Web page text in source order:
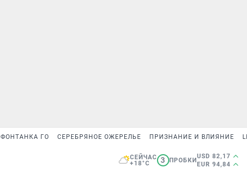
ФОНТАНКА ГО СЕРЕБРЯНОЕ ОЖЕРЕЛЬЕ ПРИЗНАНИЕ И ВЛИЯНИЕ
СЕЙЧАС
+18°C
3 ПРОБКИ
USD 82,17
EUR 94,84